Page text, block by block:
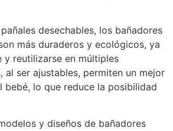
desechables, los bañadores
más duraderos y ecológicos, ya
y reutilizarse en múltiples
al ser ajustables, permiten un mejor
bebé, lo que reduce la posibilidad
y diseños de bañadores